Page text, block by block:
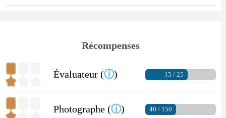
Récompenses
Évaluateur (ⓘ) 15 / 25
Photographe (ⓘ) 40 / 150